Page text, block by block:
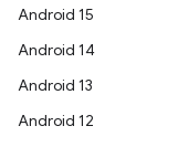
Android 15
Android 14
Android 13
Android 12